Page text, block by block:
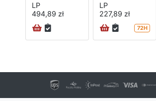
LP
494,89 zł
LP
227,89 zł
72H